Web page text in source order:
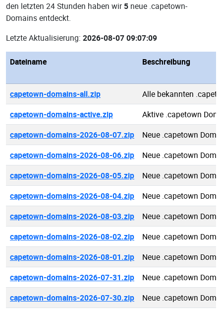
den letzten 24 Stunden haben wir 5 neue .capetown-
Domains entdeckt.
Letzte Aktualisierung: 2026-08-07 09:07:09
Dateiname Beschreibung
capetown-domains-all.zip
Alle bekannten
capetown-domains-active.zip
Aktive .capetown
capetown-domains-2026-08-07.zip
Neue .capetown
capetown-domains-2026-08-06.zip
Neue .capetown
capetown-domains-2026-08-05.zip
Neue .capetown
capetown-domains-2026-08-04.zip
Neue .capetown
capetown-domains-2026-08-03.zip
Neue .capetown
capetown-domains-2026-08-02.zip
Neue .capetown
capetown-domains-2026-08-01.zip
Neue .capetown
capetown-domains-2026-07-31.zip
Neue .capetown
capetown-domains-2026-07-30.zip
Neue .capetown